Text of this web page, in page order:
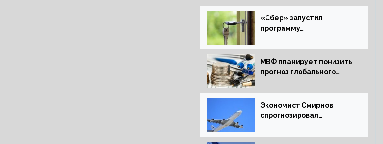
«Сбер» запустил
программу
ипотечных займов
МВФ планирует понизить
прогноз глобального
следующем отчете
Экономист Смирнов
спрогнозировал
авиабилетов в России